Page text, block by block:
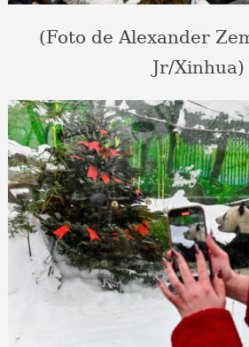
(Foto de Alexander
Jr/Xinhua)